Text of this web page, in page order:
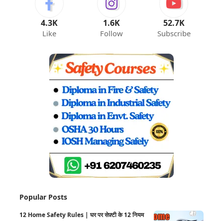
4.3K
Like
1.6K
Follow
52.7K
Subscribe
Popular Posts
12 Home Safety Rules | घर पर सेफ़्टी के 12 नियम